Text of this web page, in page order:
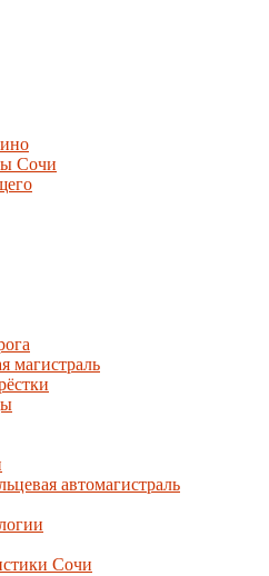
Сочи
магистраль
автомагистраль
Сочи